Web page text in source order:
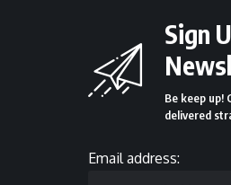
Sign
Be keep up!
delivered
Email address: